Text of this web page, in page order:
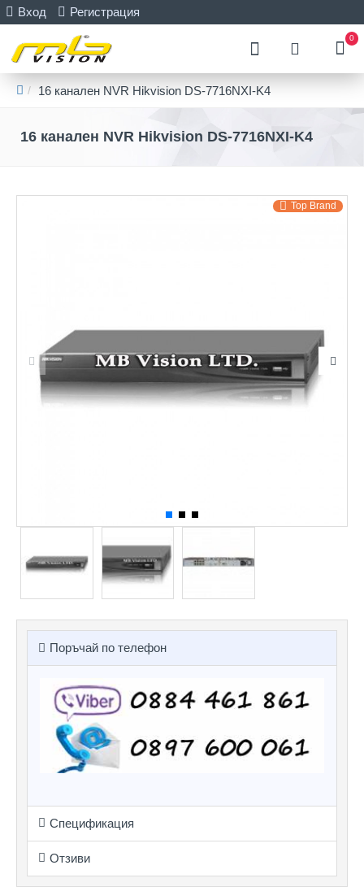
Вход Регистрация
0
16 канален NVR Hikvision DS-7716NXI-K4
16 канален NVR Hikvision DS-7716NXI-K4
Top Brand
Поръчай по телефон
Спецификация
Отзиви